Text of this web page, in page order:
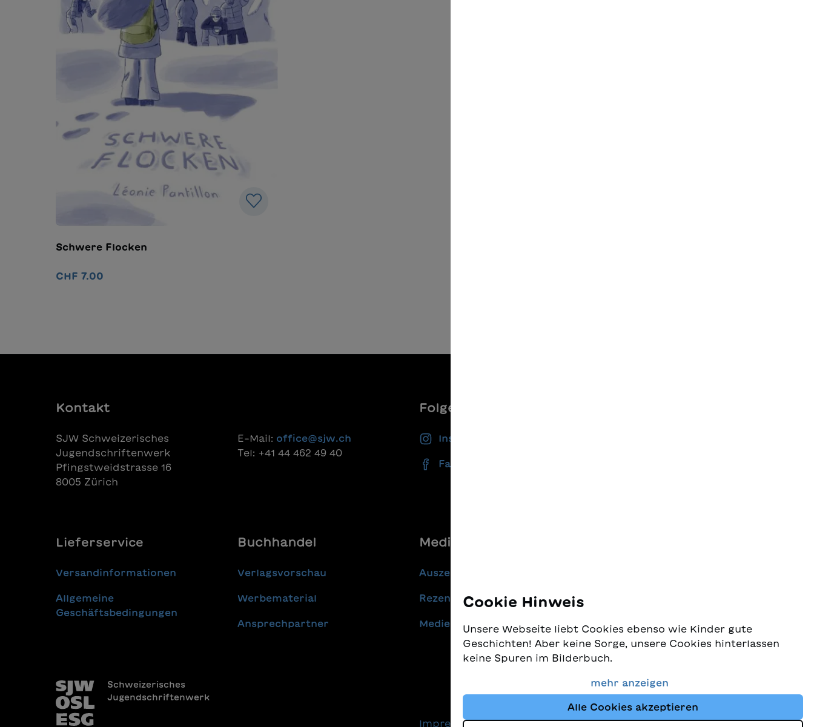
Schwere Flocken
CHF 7.00
Kontakt
SJW Schweizerisches
Jugendschriftenwerk
Pfingstweidstrasse 16
8005 Zürich
E-Mail: office@sjw.ch
Tel: +41 44 462 49 40
Folgen Sie uns
Instagram
Facebook
Lieferservice
Versandinformationen
Allgemeine
Geschäftsbedingungen
Buchhandel
Verlagsvorschau
Werbematerial
Ansprechpartner
Media
Auszeichnungen
Rezensionen
Medienmitteilungen
Schweizerisches
Jugendschriftenwerk
Impressum Datenschutz
Cookie Hinweis
Unsere Webseite liebt Cookies ebenso wie Kinder gute
Geschichten! Aber keine Sorge, unsere Cookies hinterlassen
keine Spuren im Bilderbuch.
Wir nehmen den Schutz Ihrer Daten sehr ernst und wollen
gleichzeitig, dass Sie bei uns immer die besten Kinderbücher
finden. Diese Website nutzt Cookies und andere Tracking-
mehr anzeigen
Alle Cookies akzeptieren